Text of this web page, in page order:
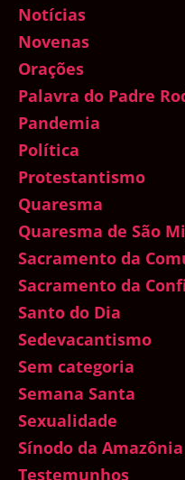
Notícias
Novenas
Orações
Palavra do Padre
Pandemia
Política
Protestantismo
Quaresma
Quaresma de São
Sacramento da
Sacramento da
Santo do Dia
Sedevacantismo
Sem categoria
Semana Santa
Sexualidade
Sínodo da Amazônia
Testemunhos